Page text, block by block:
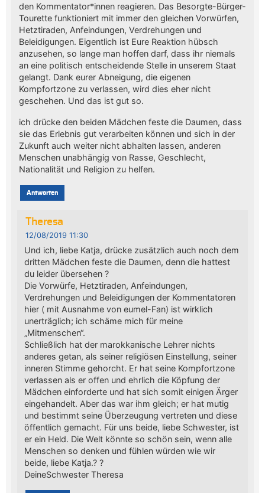
den Kommentator*innen reagieren. Das Besorgte-Bürger-
Tourette funktioniert mit immer den gleichen Vorwürfen,
Hetztiraden, Anfeindungen, Verdrehungen und
Beleidigungen. Eigentlich ist Eure Reaktion hübsch
anzusehen, so lange man hoffen darf, dass ihr niemals
an eine politisch entscheidende Stelle in unserem Staat
gelangt. Dank eurer Abneigung, die eigenen
Kompfortzone zu verlassen, wird dies eher nicht
geschehen. Und das ist gut so.
ich drücke den beiden Mädchen feste die Daumen, dass
sie das Erlebnis gut verarbeiten können und sich in der
Zukunft auch weiter nicht abhalten lassen, anderen
Menschen unabhängig von Rasse, Geschlecht,
Nationalität und Religion zu helfen.
Antworten
Theresa
12/08/2019 11:30
Und ich, liebe Katja, drücke zusätzlich auch noch dem
dritten Mädchen feste die Daumen, denn die hattest
du leider übersehen ?
Die Vorwürfe, Hetztiraden, Anfeindungen,
Verdrehungen und Beleidigungen der Kommentatoren
hier ( mit Ausnahme von eumel-Fan) ist wirklich
unerträglich; ich schäme mich für meine
„Mitmenschen“.
Schließlich hat der marokkanische Lehrer nichts
anderes getan, als seiner religiösen Einstellung, seiner
inneren Stimme gehorcht. Er hat seine Kompfortzone
verlassen als er offen und ehrlich die Köpfung der
Mädchen einforderte und hat sich somit einigen Ärger
eingehandelt. Aber das war ihm gleich; er hat mutig
und bestimmt seine Überzeugung vertreten und diese
öffentlich gemacht. Für uns beide, liebe Schwester, ist
er ein Held. Die Welt könnte so schön sein, wenn alle
Menschen so denken und fühlen würden wie wir
beide, liebe Katja.? ?
DeineSchwester Theresa